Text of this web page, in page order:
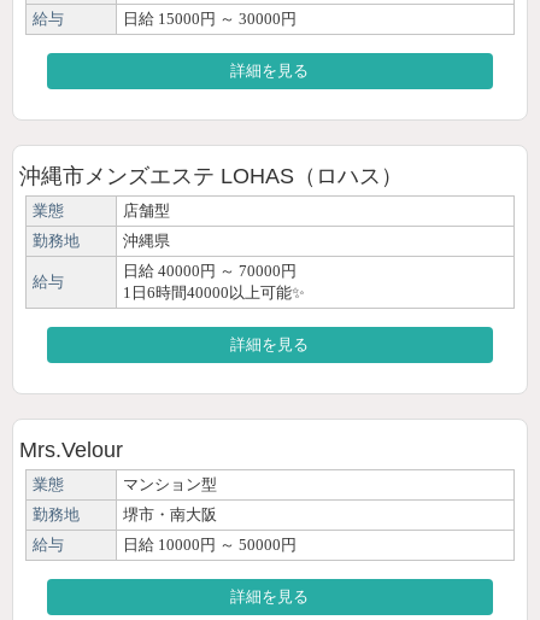
給与
日給 15000円 ～ 30000円
詳細を見る
沖縄市メンズエステ LOHAS（ロハス）
業態
店舗型
勤務地
沖縄県
給与
日給 40000円 ～ 70000円
1日6時間40000以上可能✨
詳細を見る
Mrs.Velour
業態
マンション型
勤務地
堺市・南大阪
給与
日給 10000円 ～ 50000円
詳細を見る